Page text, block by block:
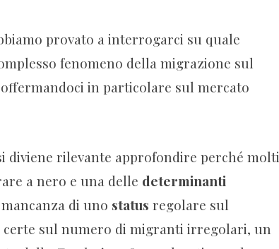
provato a interrogarci su quale
fenomeno della migrazione sul
in particolare sul mercato
diviene rilevante approfondire perché molti
a nero e una delle determinanti
di uno status regolare sul
sul numero di migranti irregolari, un